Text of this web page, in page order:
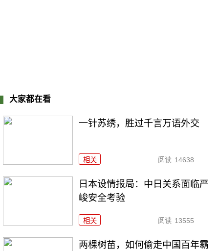
大家都在看
一针苏绣，胜过千言万语外交
相关 阅读 14638
日本设情报局：中日关系面临严
峻安全考验
相关 阅读 13555
两棵树苗，如何偷走中国百年霸